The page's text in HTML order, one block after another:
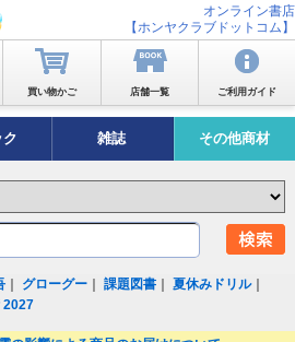
オンライン書店
【ホンヤクラブドットコム】
買い物かご 店舗一覧 ご利用ガイド
ク 雑誌 その他商材
グローグー ｜課題図書 ｜夏休みドリル｜
2027